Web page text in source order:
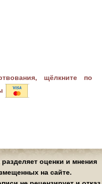
щёлкните по
оценки и мнения
на сайте.